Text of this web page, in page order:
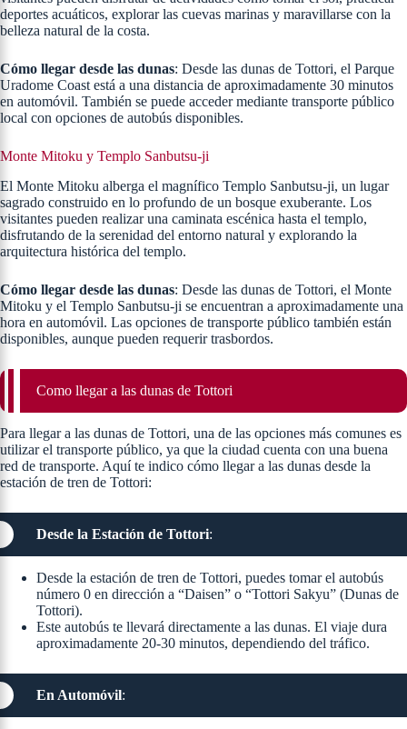
deportes acuáticos, explorar las cuevas marinas y maravillarse con la
belleza natural de la costa.
Cómo llegar desde las dunas: Desde las dunas de Tottori, el Parque
Uradome Coast está a una distancia de aproximadamente 30 minutos
en automóvil. También se puede acceder mediante transporte público
local con opciones de autobús disponibles.
Monte Mitoku y Templo Sanbutsu-ji
El Monte Mitoku alberga el magnífico Templo Sanbutsu-ji, un lugar
sagrado construido en lo profundo de un bosque exuberante. Los
visitantes pueden realizar una caminata escénica hasta el templo,
disfrutando de la serenidad del entorno natural y explorando la
arquitectura histórica del templo.
Cómo llegar desde las dunas: Desde las dunas de Tottori, el Monte
Mitoku y el Templo Sanbutsu-ji se encuentran a aproximadamente una
hora en automóvil. Las opciones de transporte público también están
disponibles, aunque pueden requerir trasbordos.
Como llegar a las dunas de Tottori
Para llegar a las dunas de Tottori, una de las opciones más comunes es
utilizar el transporte público, ya que la ciudad cuenta con una buena
red de transporte. Aquí te indico cómo llegar a las dunas desde la
estación de tren de Tottori:
Desde la Estación de Tottori:
Desde la estación de tren de Tottori, puedes tomar el autobús
número 0 en dirección a “Daisen” o “Tottori Sakyu” (Dunas de
Tottori).
Este autobús te llevará directamente a las dunas. El viaje dura
aproximadamente 20-30 minutos, dependiendo del tráfico.
En Automóvil: